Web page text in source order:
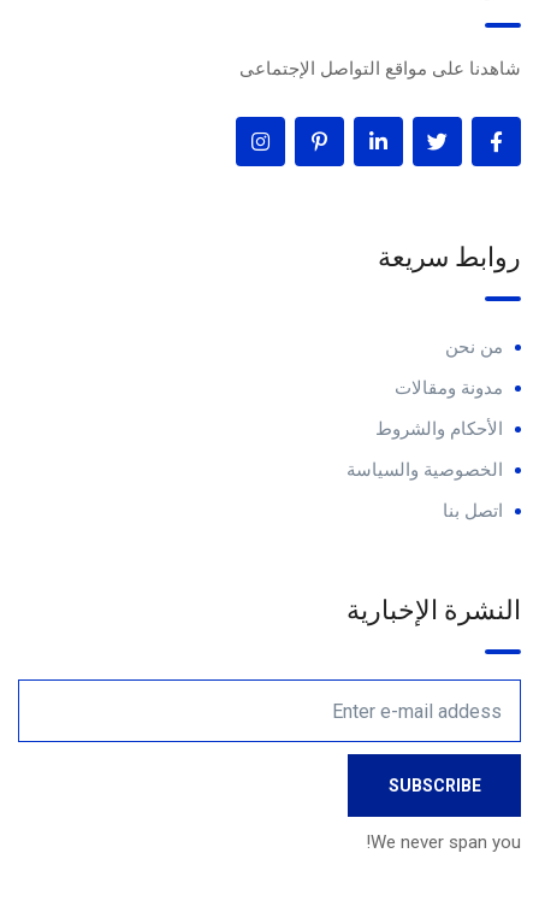
شاهدنا على مواقع التواصل الإجتماعى
روابط سريعة
من نحن
مدونة ومقالات
الأحكام والشروط
الخصوصية والسياسة
اتصل بنا
النشرة الإخبارية
We never span you!